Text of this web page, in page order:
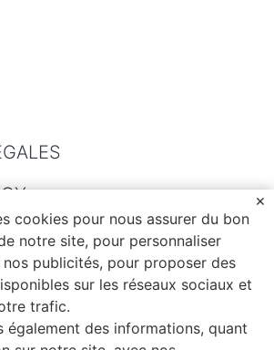
cookies pour nous assurer du bon
notre site, pour personnaliser
publicités, pour proposer des
sur les réseaux sociaux et
trafic.
également des informations, quant